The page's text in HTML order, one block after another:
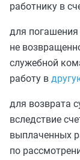
работнику в
для погашения
не
служебной
работу в
для возврата
вследствие
выплаченных
по